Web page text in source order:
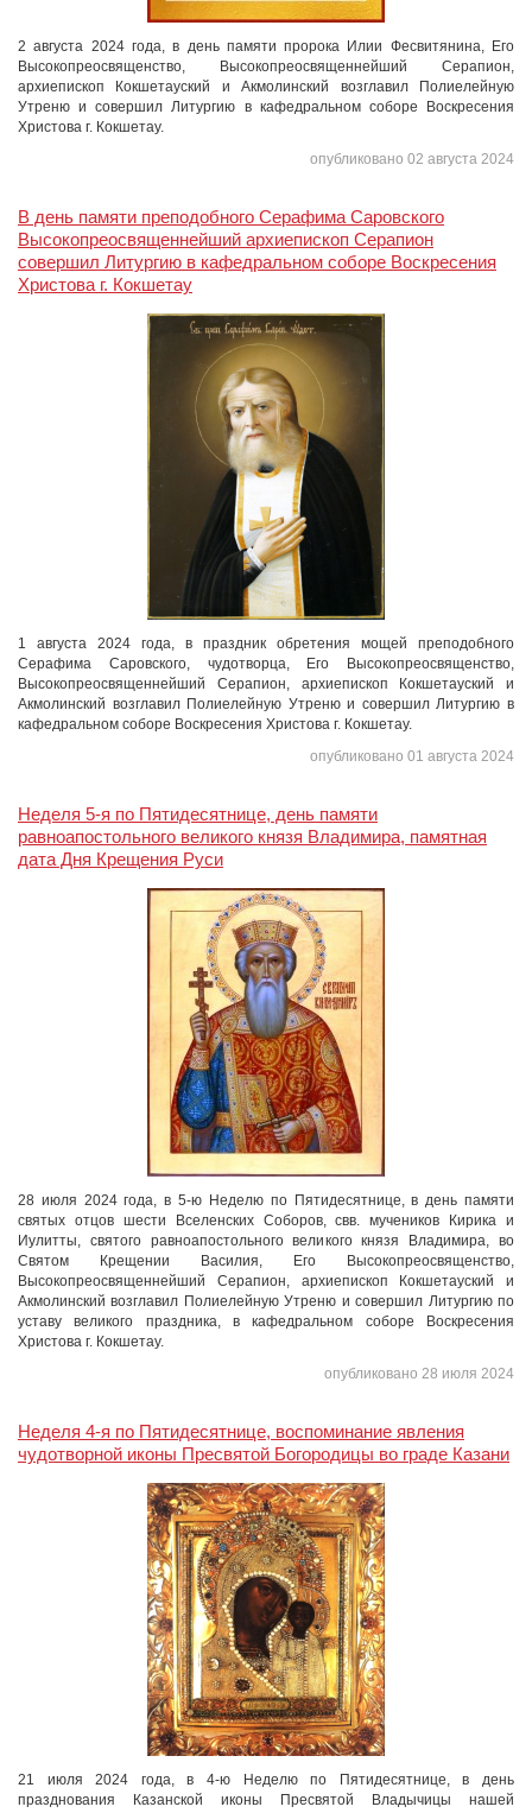
2 августа 2024 года, в день памяти пророка Илии Фесвитянина, Его
Высокопреосвященство, Высокопреосвященнейший Серапион,
архиепископ Кокшетауский и Акмолинский возглавил Полиелейную
Утреню и совершил Литургию в кафедральном соборе Воскресения
Христова г. Кокшетау.
опубликовано 02 августа 2024
В день памяти преподобного Серафима Саровского
Высокопреосвященнейший архиепископ Серапион
совершил Литургию в кафедральном соборе Воскресения
Христова г. Кокшетау
1 августа 2024 года, в праздник обретения мощей преподобного
Серафима Саровского, чудотворца, Его Высокопреосвященство,
Высокопреосвященнейший Серапион, архиепископ Кокшетауский и
Акмолинский возглавил Полиелейную Утреню и совершил Литургию в
кафедральном соборе Воскресения Христова г. Кокшетау.
опубликовано 01 августа 2024
Неделя 5-я по Пятидесятнице, день памяти
равноапостольного великого князя Владимира, памятная
дата Дня Крещения Руси
28 июля 2024 года, в 5-ю Неделю по Пятидесятнице, в день памяти
святых отцов шести Вселенских Соборов, свв. мучеников Кирика и
Иулитты, святого равноапостольного великого князя Владимира, во
Святом Крещении Василия, Его Высокопреосвященство,
Высокопреосвященнейший Серапион, архиепископ Кокшетауский и
Акмолинский возглавил Полиелейную Утреню и совершил Литургию по
уставу великого праздника, в кафедральном соборе Воскресения
Христова г. Кокшетау.
опубликовано 28 июля 2024
Неделя 4-я по Пятидесятнице, воспоминание явления
чудотворной иконы Пресвятой Богородицы во граде Казани
21 июля 2024 года, в 4-ю Неделю по Пятидесятнице, в день
празднования Казанской иконы Пресвятой Владычицы нашей